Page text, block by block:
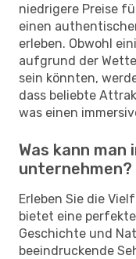
niedrigere Preise
einen
erleben. Obwohl
aufgrund der
sein könnten,
dass beliebte
was einen
Was kann man
unternehmen?
Erleben Sie die
bietet eine
Geschichte und
beeindruckende